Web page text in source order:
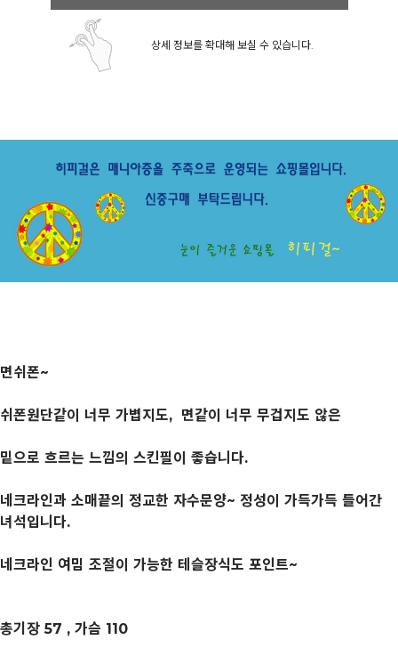
상세 정보를 확대해 보실 수 있습니다.
면쉬폰~
쉬폰원단같이 너무 가볍지도, 면같이 너무 무겁지도 않은
밑으로 흐르는 느낌의 스킨필이 좋습니다.
네크라인과 소매끝의 정교한 자수문양~ 정성이 가득가득 들어간
녀석입니다.
네크라인 여밈 조절이 가능한 테슬장식도 포인트~
총기장 57 , 가슴 110